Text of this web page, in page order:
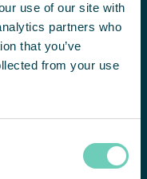
use of our site with
partners who
that you’ve
from your use